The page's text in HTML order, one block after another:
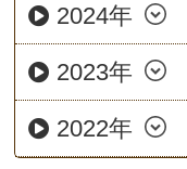
2024年
2023年
2022年